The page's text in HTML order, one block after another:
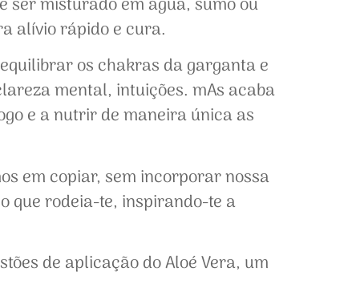
alívio rápido e cura.
os chakras da garganta e
mental, intuições. mAs acaba
e a nutrir de maneira única as
em copiar, sem incorporar nossa
que rodeia-te, inspirando-te a
de aplicação do Aloé Vera, um